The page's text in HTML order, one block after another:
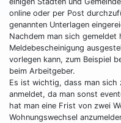
online oder per Post
genannten Unterlagen
Nachdem man sich gemeldet
Meldebescheinigung
vorlegen kann, zum Beispiel
beim Arbeitgeber.
Es ist wichtig, dass man sich
anmeldet, da man sonst
hat man eine Frist von zwei
Wohnungswechsel